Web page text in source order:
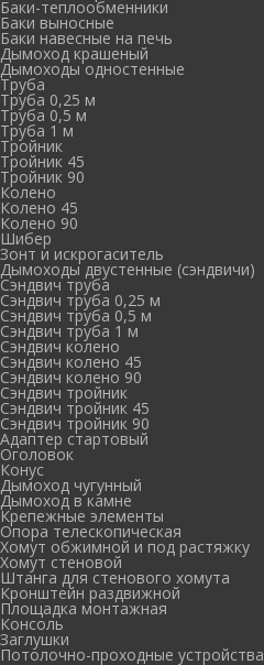
Баки-теплообменники
Баки выносные
Баки навесные на печь
Дымоход крашеный
Дымоходы одностенные
Труба
Труба 0,25 м
Труба 0,5 м
Труба 1 м
Тройник
Тройник 45
Тройник 90
Колено
Колено 45
Колено 90
Шибер
Зонт и искрогаситель
Дымоходы двустенные (сэндвичи)
Сэндвич труба
Сэндвич труба 0,25 м
Сэндвич труба 0,5 м
Сэндвич труба 1 м
Сэндвич колено
Сэндвич колено 45
Сэндвич колено 90
Сэндвич тройник
Сэндвич тройник 45
Сэндвич тройник 90
Адаптер стартовый
Оголовок
Конус
Дымоход чугунный
Дымоход в камне
Крепежные элементы
Опора телескопическая
Хомут обжимной и под растяжку
Хомут стеновой
Штанга для стенового хомута
Кронштейн раздвижной
Площадка монтажная
Консоль
Заглушки
Потолочно-проходные устройства